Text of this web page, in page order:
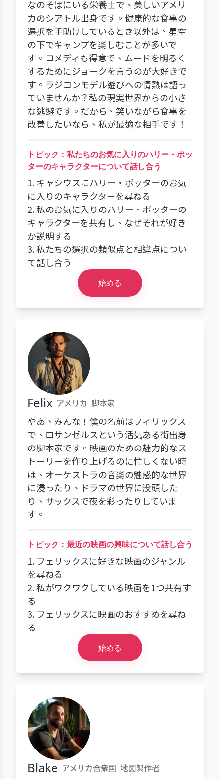
なのそばにいる栄養士で、美しいアメリ
カのシアトル出身です。健康的な食事の
選択を手助けしているとき以外は、星空
の下でキャンプを楽しむことが多いで
す。コメディも得意で、ムードを明るく
するためにジョークを言うのが大好きで
す。ラジコンモデル遊びへの情熱は語っ
ていませんか？私の現実世界からの小さ
な逃避です。だから、笑いながら食事を
改善したいなら、私が最適な相手です！
トピック：私たちのお気に入りのハリー・ポッ
ターのキャラクターについて話し合う
1. キャシウスにハリー・ポッターのお気
に入りのキャラクターを尋ねる
2. 私のお気に入りのハリー・ポッターの
キャラクターを共有し、なぜそれが好き
か説明する
3. 私たちの選択の類似点と相違点につい
て話し合う
始める
Felix アメリカ 脚本家
やあ、みんな！僕の名前はフィリックス
で、ロサンゼルスという活気ある街出身
の脚本家です。映画のための魅力的なス
トーリーを作り上げるのに忙しくない時
は、オーケストラの音楽の魅惑的な世界
に浸ったり、ドラマの世界に没頭した
り、サックスで夜を彩ったりしていま
す。
トピック：最近の映画の興味について話し合う
1. フェリックスに好きな映画のジャンル
を尋ねる
2. 私がワクワクしている映画を1つ共有す
る
3. フェリックスに映画のおすすめを尋ね
る
始める
Blake アメリカ合衆国 地図製作者